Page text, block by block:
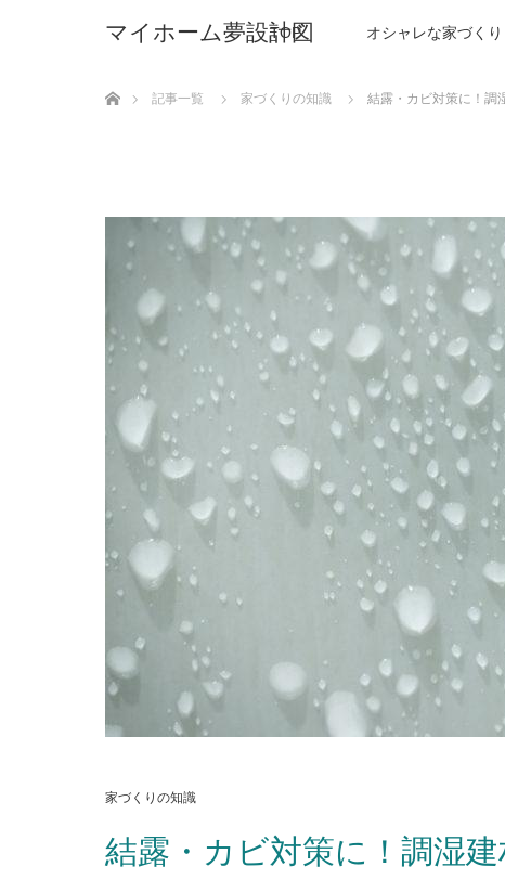
マイホーム夢設計図
TOP オシャレな家づくり
記事一覧
家づくりの知識 結露・カビ対策に！調
家づくりの知識
結露・カビ対策に！調湿